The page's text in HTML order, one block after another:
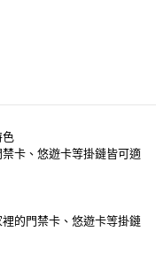
卡、悠遊卡等掛鏈皆可適
的門禁卡、悠遊卡等掛鏈